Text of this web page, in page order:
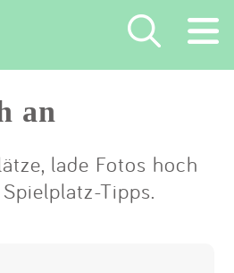
×
App
an
lade Fotos hoch
Tipps.